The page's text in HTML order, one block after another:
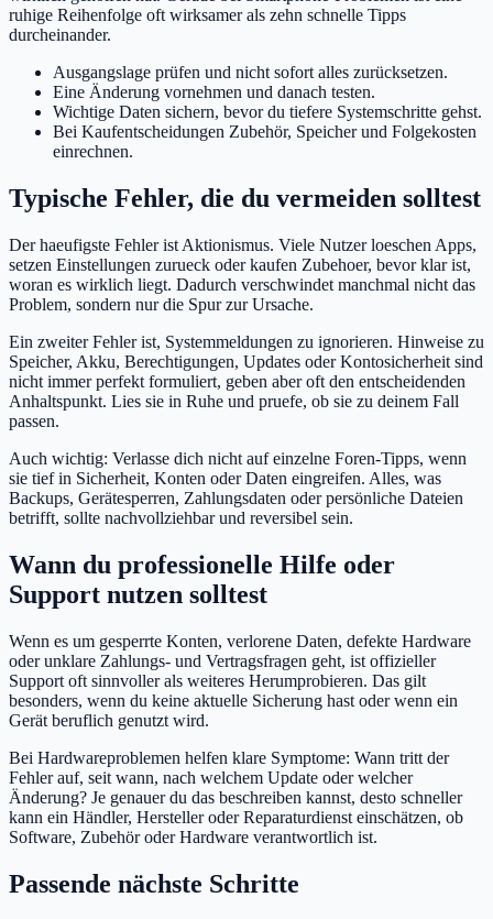
ruhige Reihenfolge oft wirksamer als zehn schnelle Tipps
durcheinander.
Ausgangslage prüfen und nicht sofort alles zurücksetzen.
Eine Änderung vornehmen und danach testen.
Wichtige Daten sichern, bevor du tiefere Systemschritte gehst.
Bei Kaufentscheidungen Zubehör, Speicher und Folgekosten
einrechnen.
Typische Fehler, die du vermeiden solltest
Der haeufigste Fehler ist Aktionismus. Viele Nutzer loeschen Apps,
setzen Einstellungen zurueck oder kaufen Zubehoer, bevor klar ist,
woran es wirklich liegt. Dadurch verschwindet manchmal nicht das
Problem, sondern nur die Spur zur Ursache.
Ein zweiter Fehler ist, Systemmeldungen zu ignorieren. Hinweise zu
Speicher, Akku, Berechtigungen, Updates oder Kontosicherheit sind
nicht immer perfekt formuliert, geben aber oft den entscheidenden
Anhaltspunkt. Lies sie in Ruhe und pruefe, ob sie zu deinem Fall
passen.
Auch wichtig: Verlasse dich nicht auf einzelne Foren-Tipps, wenn
sie tief in Sicherheit, Konten oder Daten eingreifen. Alles, was
Backups, Gerätesperren, Zahlungsdaten oder persönliche Dateien
betrifft, sollte nachvollziehbar und reversibel sein.
Wann du professionelle Hilfe oder
Support nutzen solltest
Wenn es um gesperrte Konten, verlorene Daten, defekte Hardware
oder unklare Zahlungs- und Vertragsfragen geht, ist offizieller
Support oft sinnvoller als weiteres Herumprobieren. Das gilt
besonders, wenn du keine aktuelle Sicherung hast oder wenn ein
Gerät beruflich genutzt wird.
Bei Hardwareproblemen helfen klare Symptome: Wann tritt der
Fehler auf, seit wann, nach welchem Update oder welcher
Änderung? Je genauer du das beschreiben kannst, desto schneller
kann ein Händler, Hersteller oder Reparaturdienst einschätzen, ob
Software, Zubehör oder Hardware verantwortlich ist.
Passende nächste Schritte